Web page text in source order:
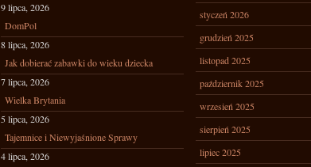
9 lipca, 2026
DomPol
8 lipca, 2026
Jak dobierać zabawki do wieku dziecka
7 lipca, 2026
Wielka Brytania
5 lipca, 2026
Tajemnice i Niewyjaśnione Sprawy
4 lipca, 2026
styczeń 2026
grudzień 2025
listopad 2025
październik 2025
wrzesień 2025
sierpień 2025
lipiec 2025